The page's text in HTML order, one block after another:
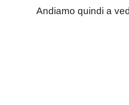
Andiamo quindi a